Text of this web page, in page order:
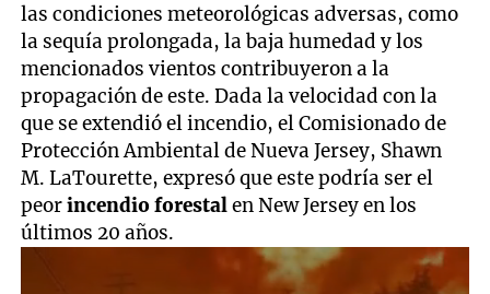
las condiciones meteorológicas adversas, como
la sequía prolongada, la baja humedad y los
mencionados vientos contribuyeron a la
propagación de este. Dada la velocidad con la
que se extendió el incendio, el Comisionado de
Protección Ambiental de Nueva Jersey, Shawn
M. LaTourette, expresó que este podría ser el
peorincendio forestalen New Jersey en los
últimos 20 años.